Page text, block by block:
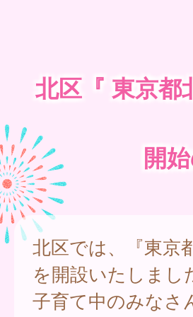
北区『 東京都
開
北区では、『東京
を開設いたしまし
子育て中のみなさ